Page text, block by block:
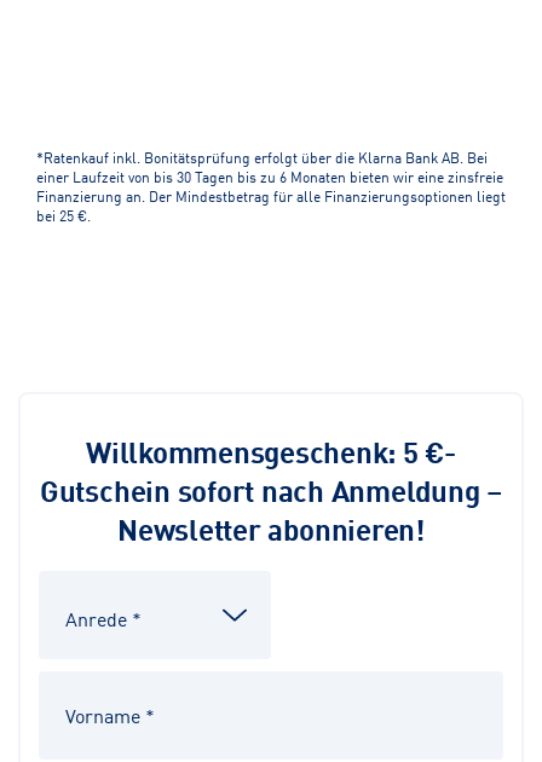
*Ratenkauf inkl. Bonitätsprüfung erfolgt über die Klarna Bank AB. Bei
einer Laufzeit von bis 30 Tagen bis zu 6 Monaten bieten wir eine zinsfreie
Finanzierung an. Der Mindestbetrag für alle Finanzierungsoptionen liegt
bei 25 €.
Willkommensgeschenk: 5 €-
Gutschein sofort nach Anmeldung –
Newsletter abonnieren!